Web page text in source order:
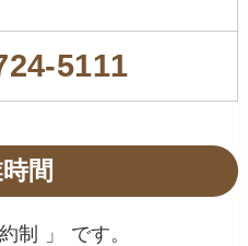
5111
間
制 」 です。